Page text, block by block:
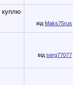
від Maks75rus
від serg77077